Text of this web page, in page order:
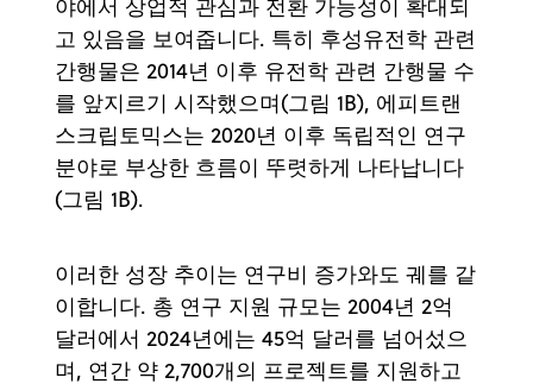
야에서 상업적 관심과 전환 가능성이 확대되
고 있음을 보여줍니다. 특히 후성유전학 관련
간행물은 2014년 이후 유전학 관련 간행물 수
를 앞지르기 시작했으며(그림 1B), 에피트랜
스크립토믹스는 2020년 이후 독립적인 연구
분야로 부상한 흐름이 뚜렷하게 나타납니다
(그림 1B).
이러한 성장 추이는 연구비 증가와도 궤를 같
이합니다. 총 연구 지원 규모는 2004년 2억
달러에서 2024년에는 45억 달러를 넘어섰으
며, 연간 약 2,700개의 프로젝트를 지원하고